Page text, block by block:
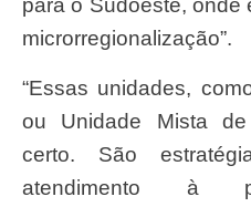
para o Sudoeste, onde
microrregionalização”.
“Essas unidades, como o pronto atendimento
ou Unidade Mista
certo. São
atendimento à